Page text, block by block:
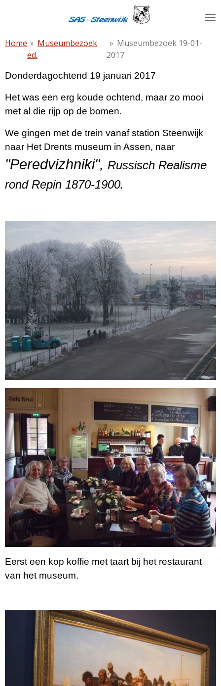
de
hoofdinhoud
Home » Museumbezoek
ed.
» Museumbezoek 19-01-
2017
Donderdagochtend 19 januari 2017
Het was een erg koude ochtend, maar zo mooi
met al die rijp op de bomen.
We gingen met de trein vanaf station Steenwijk
naar Het Drents museum in Assen, naar
"Peredvizhniki", Russisch Realisme
rond Repin 1870-1900.
Eerst een kop koffie met taart bij het restaurant
van het museum.